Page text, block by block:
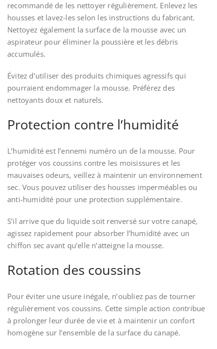
recommandé de les nettoyer régulièrement. Enlevez les
housses et lavez-les selon les instructions du fabricant.
Nettoyez également la surface de la mousse avec un
aspirateur pour éliminer la poussière et les débris
accumulés.
Évitez d’utiliser des produits chimiques agressifs qui
pourraient endommager la mousse. Préférez des
nettoyants doux et naturels.
Protection contre l’humidité
L’humidité est l’ennemi numéro un de la mousse. Pour
protéger vos coussins contre les moisissures et les
mauvaises odeurs, veillez à maintenir un environnement
sec. Vous pouvez utiliser des housses imperméables ou
anti-humidité pour une protection supplémentaire.
S’il arrive que du liquide soit renversé sur votre canapé,
agissez rapidement pour absorber l’humidité avec un
chiffon sec avant qu’elle n’atteigne la mousse.
Rotation des coussins
Pour éviter une usure inégale, n’oubliez pas de tourner
régulièrement vos coussins. Cette simple action contribue
à prolonger leur durée de vie et à maintenir un confort
homogène sur l’ensemble de la surface du canapé.